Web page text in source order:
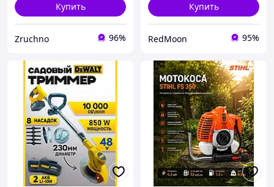
Купить
Zruchno 96%
Купить
RedMoon 95%